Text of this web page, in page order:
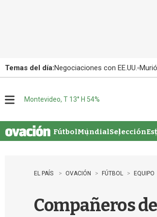
Temas del día:Negociaciones con EE.UU.
u
Montevideo, T 13° H 54%
FútbolMundialSelección
EL PAÍS OVACIÓN FÚTBOL EQUIPO
Compañeros